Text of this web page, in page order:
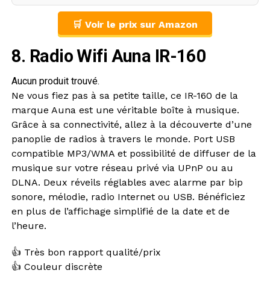
🛒 Voir le prix sur Amazon
8. Radio Wifi Auna IR-160
Aucun produit trouvé.
Ne vous fiez pas à sa petite taille, ce IR-160 de la
marque Auna est une véritable boîte à musique.
Grâce à sa connectivité, allez à la découverte d’une
panoplie de radios à travers le monde. Port USB
compatible MP3/WMA et possibilité de diffuser de la
musique sur votre réseau privé via UPnP ou au
DLNA. Deux réveils réglables avec alarme par bip
sonore, mélodie, radio Internet ou USB. Bénéficiez
en plus de l’affichage simplifié de la date et de
l’heure.
👍 Très bon rapport qualité/prix
👍 Couleur discrète